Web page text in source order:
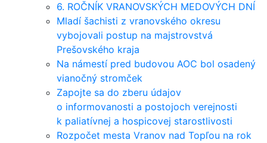
6. ROČNÍK VRANOVSKÝCH MEDOVÝCH DNÍ
Mladí šachisti z vranovského okresu
vybojovali postup na majstrovstvá
Prešovského kraja
Na námestí pred budovou AOC bol osadený
vianočný stromček
Zapojte sa do zberu údajov
o informovanosti a postojoch verejnosti
k paliatívnej a hospicovej starostlivosti
Rozpočet mesta Vranov nad Topľou na rok